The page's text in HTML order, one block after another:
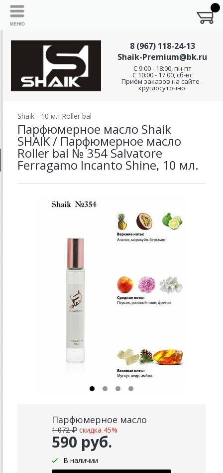
8 (967) 118-24-13
Shaik-Premium@bk.ru
C 9:00 - 18:00, пн-пт
С 10:00 - 17:00, сб-вс
Приём заказов на сайте -
круглосуточно.
Shaik - 10 мл Roller bal
Парфюмерное масло Shaik
SHAIK / Парфюмерное масло
Roller bal № 354 Salvatore
Ferragamo Incanto Shine, 10 мл.
Парфюмерное масло
590 руб.
1 072 ₽ скидка 45%
В наличии